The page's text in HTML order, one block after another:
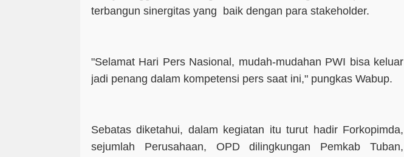
terbangun sinergitas yang baik dengan para stakeholder.
"Selamat Hari Pers Nasional, mudah-mudahan PWI bisa keluar
jadi penang dalam kompetensi pers saat ini," pungkas Wabup.
Sebatas diketahui, dalam kegiatan itu turut hadir Forkopimda,
sejumlah Perusahaan, OPD dilingkungan Pemkab Tuban,